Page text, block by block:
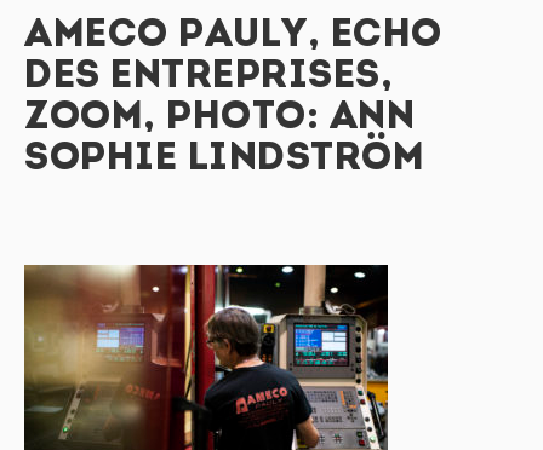
AMECO PAULY, ECHO
DES ENTREPRISES,
ZOOM, PHOTO: ANN
SOPHIE LINDSTRÖM